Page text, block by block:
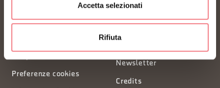
Accetta selezionati
Rifiuta
Privacy
Preferenze cookies
Newsletter
Credits